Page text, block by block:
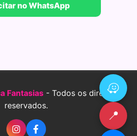
no WhatsApp
Fantasias- Todos os direitos
reservados.
📍